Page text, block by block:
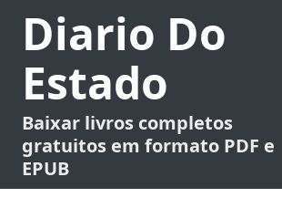
Diario Do
Estado
Baixar livros completos
gratuitos em formato PDF e
EPUB